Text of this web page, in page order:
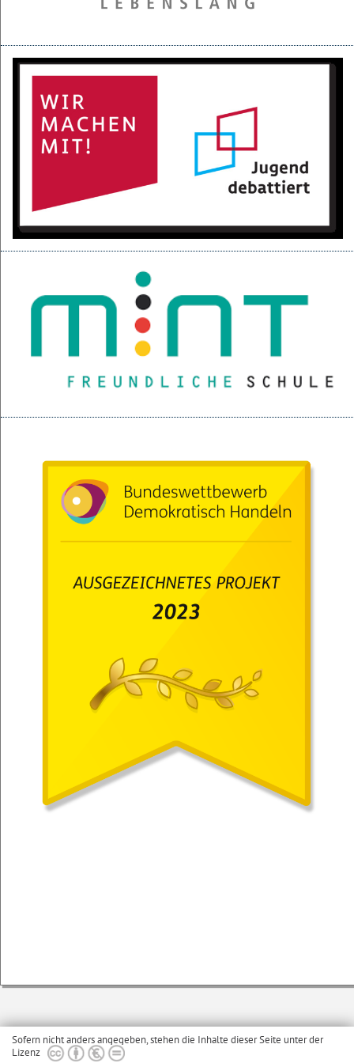
Projektpräsentation der 6d für den BGC
16.05.2025
Kurzfilme über den Izmir-Austausch im Kino
22.04.2025
KI-Fortbildung der Lehrerschaft
Null-Tage-Feier und Ferien!
Sofern nicht anders angegeben, stehen die Inhalte dieser Seite unter der
Lizenz